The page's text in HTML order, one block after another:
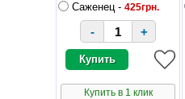
Саженец - 425грн.
- +
Купить в 1 клик